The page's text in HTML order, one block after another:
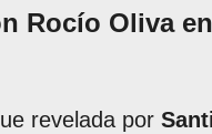
Rocío Oliva
revelada por